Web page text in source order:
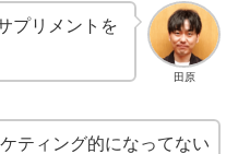
田原
プリメントを
ティング的になってない